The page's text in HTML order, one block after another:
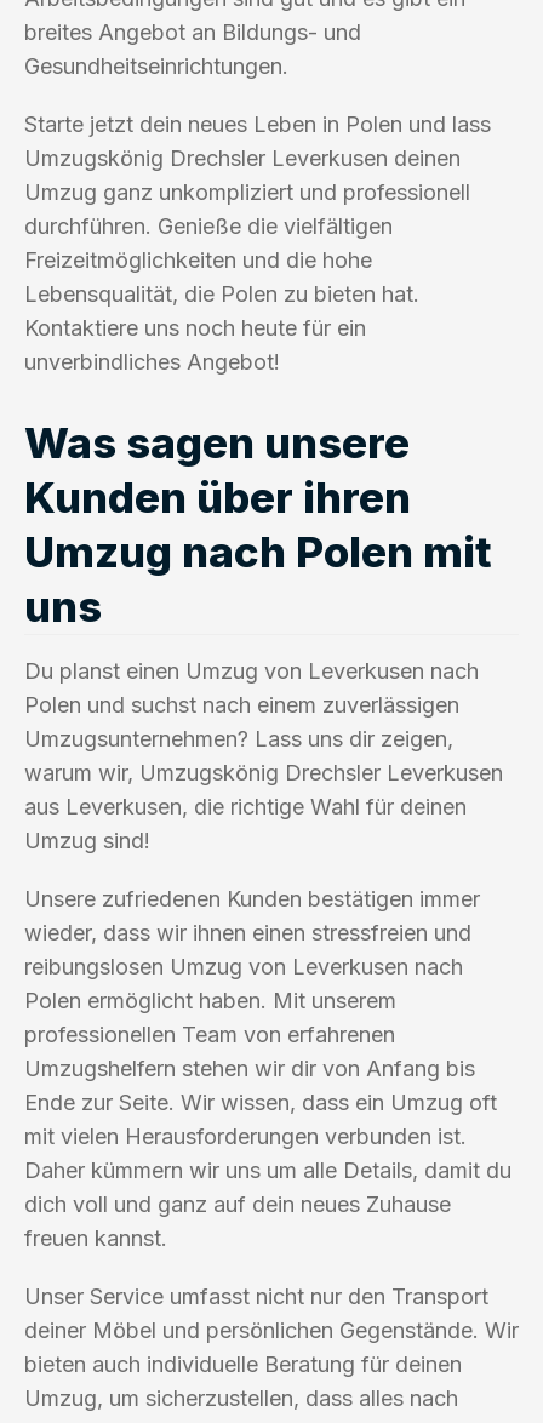
breites Angebot an Bildungs- und
Gesundheitseinrichtungen.
Starte jetzt dein neues Leben in Polen und lass
Umzugskönig Drechsler Leverkusen deinen
Umzug ganz unkompliziert und professionell
durchführen. Genieße die vielfältigen
Freizeitmöglichkeiten und die hohe
Lebensqualität, die Polen zu bieten hat.
Kontaktiere uns noch heute für ein
unverbindliches Angebot!
Was sagen unsere
Kunden über ihren
Umzug nach Polen mit
uns
Du planst einen Umzug von Leverkusen nach
Polen und suchst nach einem zuverlässigen
Umzugsunternehmen? Lass uns dir zeigen,
warum wir, Umzugskönig Drechsler Leverkusen
aus Leverkusen, die richtige Wahl für deinen
Umzug sind!
Unsere zufriedenen Kunden bestätigen immer
wieder, dass wir ihnen einen stressfreien und
reibungslosen Umzug von Leverkusen nach
Polen ermöglicht haben. Mit unserem
professionellen Team von erfahrenen
Umzugshelfern stehen wir dir von Anfang bis
Ende zur Seite. Wir wissen, dass ein Umzug oft
mit vielen Herausforderungen verbunden ist.
Daher kümmern wir uns um alle Details, damit du
dich voll und ganz auf dein neues Zuhause
freuen kannst.
Unser Service umfasst nicht nur den Transport
deiner Möbel und persönlichen Gegenstände. Wir
bieten auch individuelle Beratung für deinen
Umzug, um sicherzustellen, dass alles nach